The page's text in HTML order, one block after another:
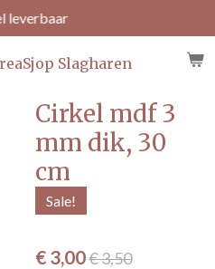
Slagharen
leverbaar
Cirkel mdf 3
mm dik, 30
cm
Sale!
€ 3,00€ 3,50